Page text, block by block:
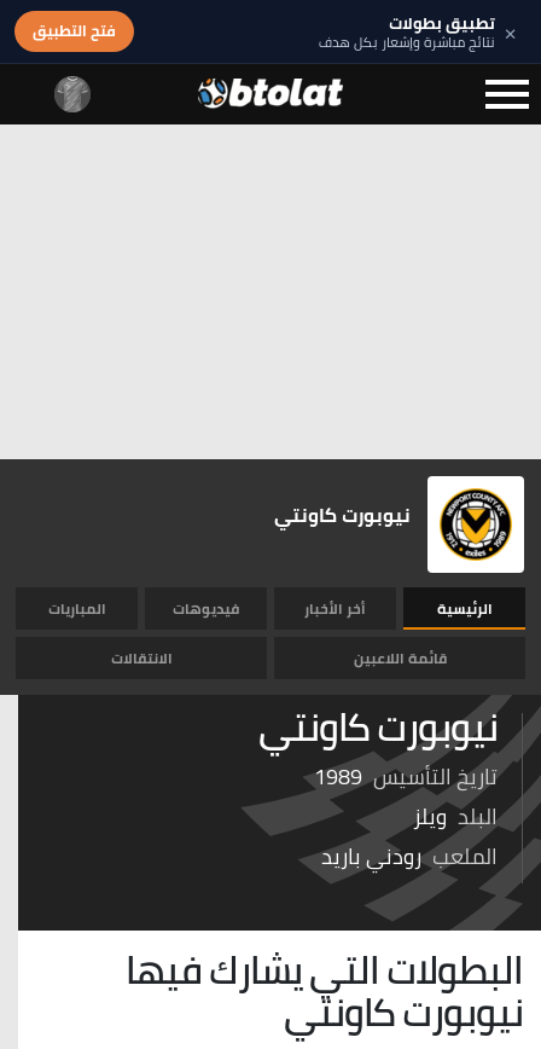
× تطبيق بطولات
نتائج مباشرة وإشعار بكل هدف فتح التطبيق
نيوبورت كاونتي
الرئيسية أخر الأخبار فيديوهات
المباريات
قائمة اللاعبين
الانتقالات
نيوبورت كاونتي
تاريخ التأسيس1989
البلدويلز
الملعبرودني باريد
البطولات التي يشارك فيها
نيوبورت كاونتي